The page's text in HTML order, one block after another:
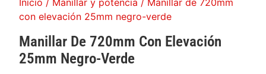
Inicio / Manillar y potencia / Manillar de 720mm
con elevación 25mm negro-verde
Manillar De 720mm Con Elevación
25mm Negro-Verde